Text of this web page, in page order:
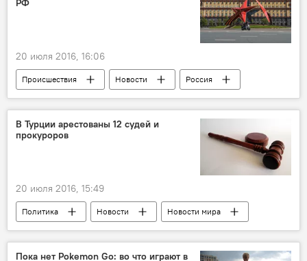
РФ
20 июля 2016, 16:06
Происшествия Новости
Россия
ЖИЗНЬ
Россия
Владимир Маркин
Коррупция
В Турции арестованы 12 судей и
прокуроров
20 июля 2016, 15:49
Политика Новости
Новости мира
Турция
Суд
Задержание
Пока нет Pokemon Go: во что играют в